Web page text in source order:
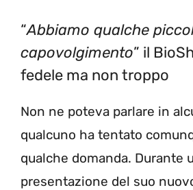
“Abbiamo qualche
capovolgimento” il
fedele ma non troppo
Non ne poteva parlare in
qualcuno ha tentato
qualche domanda. Durante
presentazione del suo